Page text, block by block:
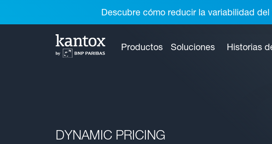
Descubre cómo reducir la variabilidad
Productos Soluciones Historias
DYNAMIC PRICING